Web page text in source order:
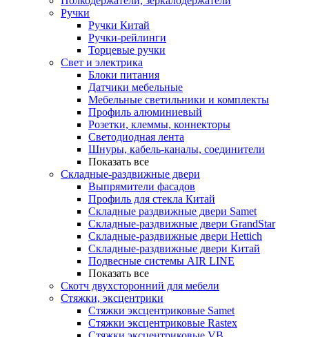
Ручки
Ручки Китай
Ручки-рейлинги
Торцевые ручки
Свет и электрика
Блоки питания
Датчики мебельные
Мебельные светильники и комплекты
Профиль алюминиевый
Розетки, клеммы, коннекторы
Светодиодная лента
Шнуры, кабель-каналы, соединители
Показать все
Складные-раздвижные двери
Выпрямители фасадов
Профиль для стекла Китай
Складные раздвижные двери Samet
Складные-раздвижные двери GrandStar
Складные-раздвижные двери Hettich
Складные-раздвижные двери Китай
Подвесные системы AIR LINE
Показать все
Скотч двухсторонний для мебели
Стяжки, эксцентрики
Cтяжки эксцентриковые Samet
Стяжки эксцентриковые Rastex